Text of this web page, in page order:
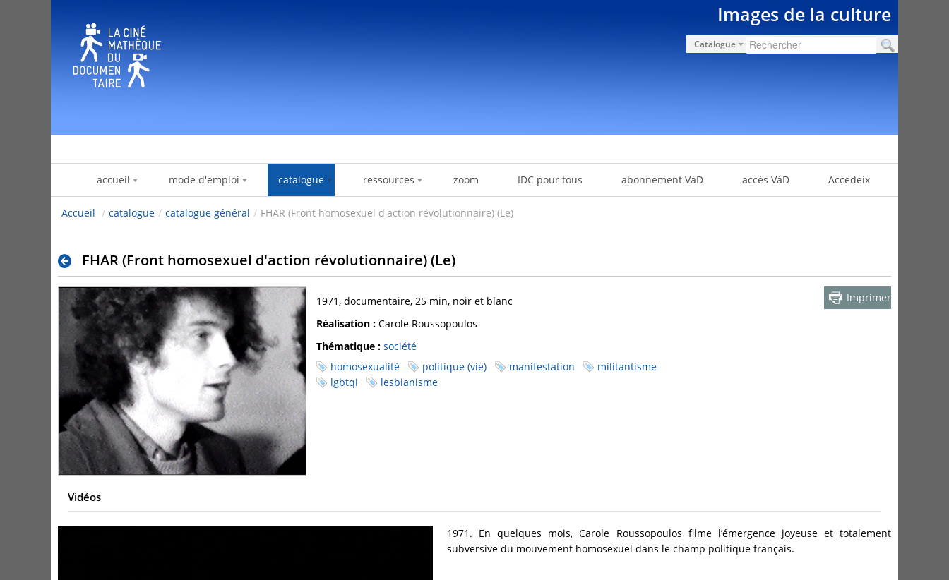
Images de la culture
Catalogue
accueil mode d'emploi catalogue ressources zoom IDC pour tous abonnement VàD accès VàD Accedeix
Accueil / catalogue / catalogue général / FHAR (Front homosexuel d'action révolutionnaire) (Le)
FHAR (Front homosexuel d'action révolutionnaire) (Le)
Imprimer
1971, documentaire, 25 min, noir et blanc
Réalisation : Carole Roussopoulos
Thématique : société
homosexualité
politique (vie) manifestation
militantisme
lgbtqi
lesbianisme
Vidéos
1971. En quelques mois, Carole Roussopoulos filme l’émergence joyeuse et totalement
subversive du mouvement homosexuel dans le champ politique français.